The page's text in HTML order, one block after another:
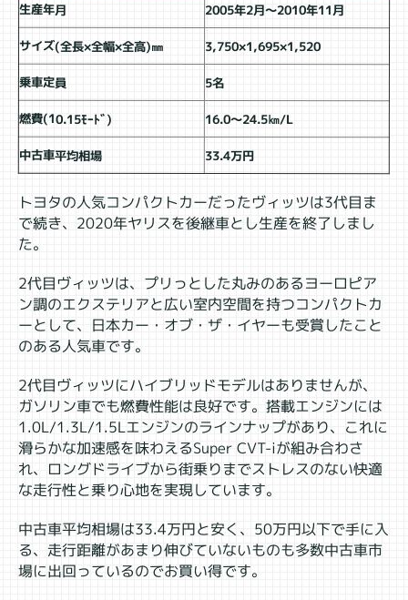
生産年月 2005年2月～2010年11月
サイズ(全長×全幅×全高)㎜ 3,750×1,695×1,520
乗車定員 5名
燃費(10.15ﾓｰﾄﾞ) 16.0～24.5㎞/L
中古車平均相場 33.4万円
トヨタの人気コンパクトカーだったヴィッツは3代目ま
で続き、2020年ヤリスを後継車とし生産を終了しまし
た。
2代目ヴィッツは、プリっとした丸みのあるヨーロピア
ン調のエクステリアと広い室内空間を持つコンパクトカ
ーとして、日本カー・オブ・ザ・イヤーも受賞したこと
のある人気車です。
2代目ヴィッツにハイブリッドモデルはありませんが、
ガソリン車でも燃費性能は良好です。搭載エンジンには
1.0L/1.3L/1.5Lエンジンのラインナップがあり、これに
滑らかな加速感を味わえるSuper CVT-iが組み合わさ
れ、ロングドライブから街乗りまでストレスのない快適
な走行性と乗り心地を実現しています。
中古車平均相場は33.4万円と安く、50万円以下で手に入
る、走行距離があまり伸びていないものも多数中古車市
場に出回っているのでお買い得です。